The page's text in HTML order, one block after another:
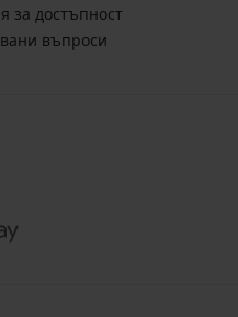
за достъпност
въпроси